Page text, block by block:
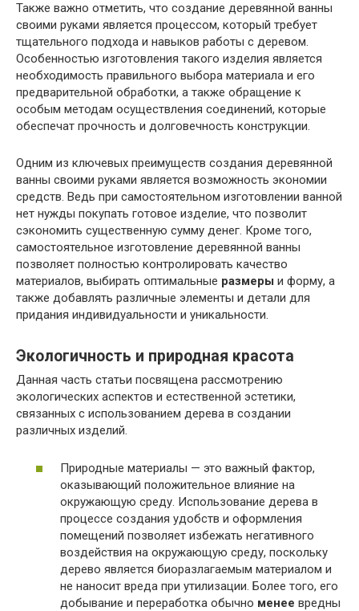
Также важно отметить, что создание деревянной ванны
своими руками является процессом, который требует
тщательного подхода и навыков работы с деревом.
Особенностью изготовления такого изделия является
необходимость правильного выбора материала и его
предварительной обработки, а также обращение к
особым методам осуществления соединений, которые
обеспечат прочность и долговечность конструкции.
Одним из ключевых преимуществ создания деревянной
ванны своими руками является возможность экономии
средств. Ведь при самостоятельном изготовлении ванной
нет нужды покупать готовое изделие, что позволит
сэкономить существенную сумму денег. Кроме того,
самостоятельное изготовление деревянной ванны
позволяет полностью контролировать качество
материалов, выбирать оптимальные размеры и форму, а
также добавлять различные элементы и детали для
придания индивидуальности и уникальности.
Экологичность и природная красота
Данная часть статьи посвящена рассмотрению
экологических аспектов и естественной эстетики,
связанных с использованием дерева в создании
различных изделий.
Природные материалы — это важный фактор,
оказывающий положительное влияние на
окружающую среду. Использование дерева в
процессе создания удобств и оформления
помещений позволяет избежать негативного
воздействия на окружающую среду, поскольку
дерево является биоразлагаемым материалом и
не наносит вреда при утилизации. Более того, его
добывание и переработка обычно менее вредны